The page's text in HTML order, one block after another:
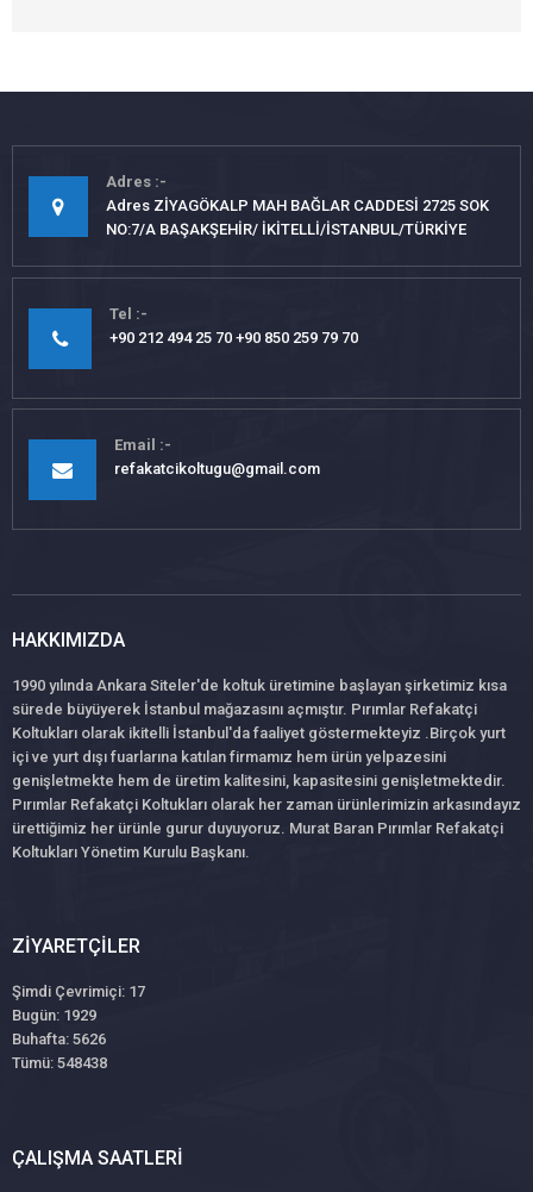
Adres
Adres ZİYAGÖKALP MAH BAĞLAR CADDESİ 2725 SOK
NO:7/A BAŞAKŞEHİR/ İKİTELLİ/İSTANBUL/TÜRKİYE
Tel
+90 212 494 25 70 +90 850 259 79 70
Email
refakatcikoltugu@gmail.com
HAKKIMIZDA
1990 yılında Ankara Siteler'de koltuk üretimine başlayan şirketimiz kısa
sürede büyüyerek İstanbul mağazasını açmıştır. Pırımlar Refakatçi
Koltukları olarak ikitelli İstanbul'da faaliyet göstermekteyiz .Birçok yurt
içi ve yurt dışı fuarlarına katılan firmamız hem ürün yelpazesini
genişletmekte hem de üretim kalitesini, kapasitesini genişletmektedir.
Pırımlar Refakatçi Koltukları olarak her zaman ürünlerimizin arkasındayız
ürettiğimiz her ürünle gurur duyuyoruz. Murat Baran Pırımlar Refakatçi
Koltukları Yönetim Kurulu Başkanı.
ZIYARETÇILER
Şimdi Çevrimiçi: 17
Bugün: 1929
Buhafta: 5626
Tümü: 548438
ÇALIŞMA SAATLERI